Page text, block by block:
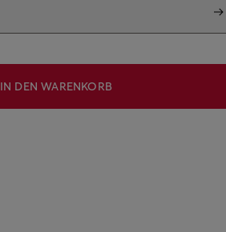
IN DEN WARENKORB